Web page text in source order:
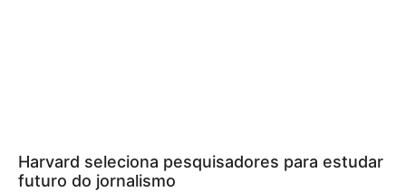
Harvard seleciona pesquisadores para estudar
futuro do jornalismo